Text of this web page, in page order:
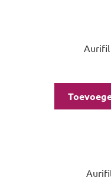
Aurifil